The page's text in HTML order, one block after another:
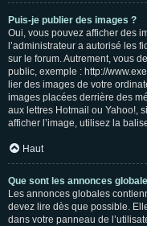
Puis-je publier des images ?
Oui, vous pouvez afficher des
l’administrateur a autorisé les
sur le forum. Autrement, vous
public, exemple : http://
lier des images de votre
images placées derrière des
aux lettres Hotmail ou Yahoo!,
afficher l’image, utilisez la
Haut
Que sont les annonces
Les annonces globales
devez lire dès que possible.
dans votre panneau de